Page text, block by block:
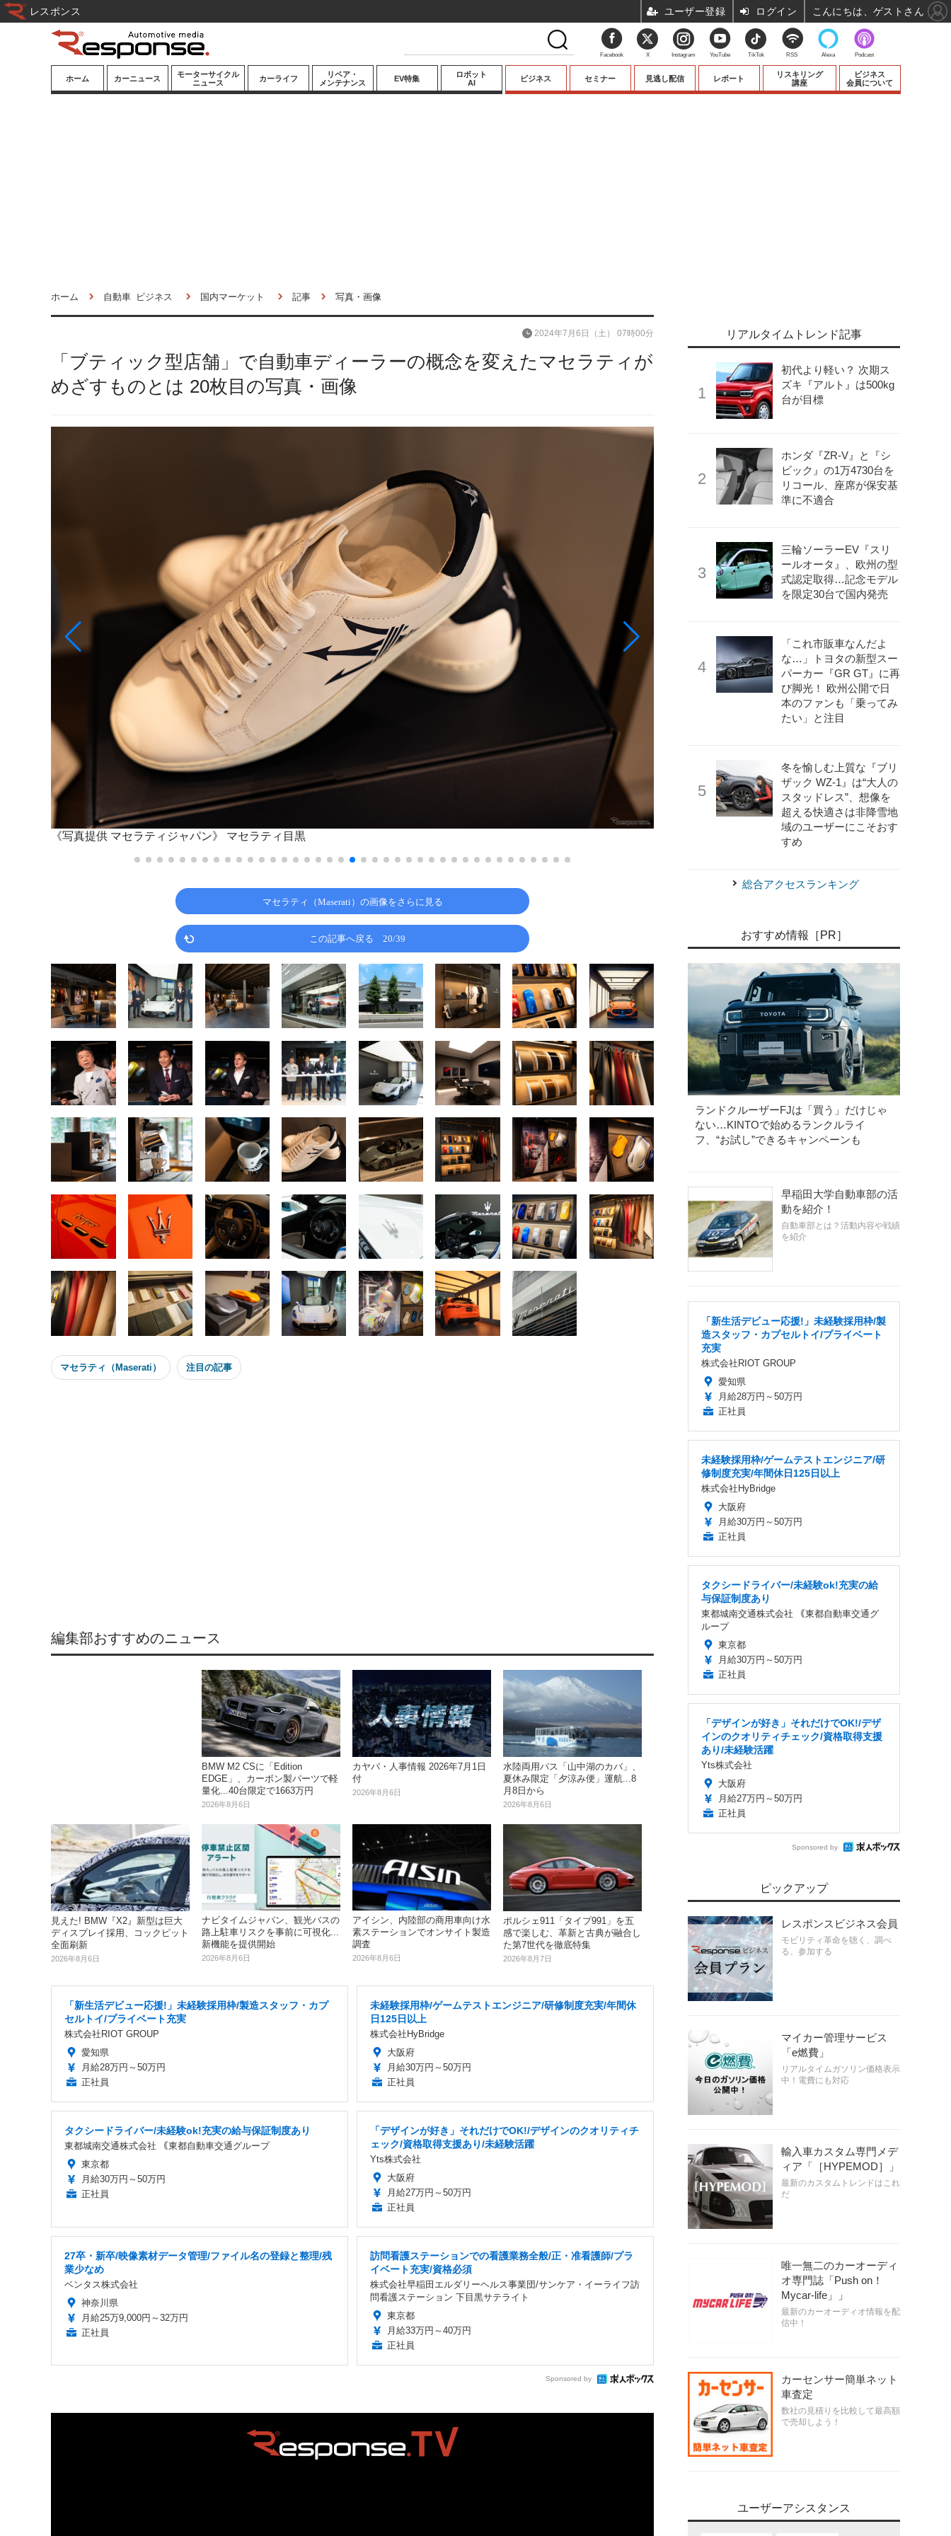
ホーム カーニュース
モーターサイクル
ニュース
カーライフ
リペア・
メンテナンス
EV特集
ロボット
AI
ビジネス セミナー 見逃し配信 レポート
リスキリング
講座
ビジネス
会員について
ホーム 自動車 ビジネス 国内マーケット 記事 写真・画像
「ブティック型店舗」で自動車ディーラーの概念を変えたマセラティが
めざすものとは 20枚目の写真・画像
2024年7月6日（土） 07時00分
《写真提供 マセラティジャパン》 マセラティ目黒 《写真提供 マセラティジャパン》 マセラティ目黒
マセラティ（Maserati）の画像をさらに見る
この記事へ戻る 20/39
マセラティ（Maserati） 注目の記事
編集部おすすめのニュース
BMW M2 CSに「Edition
EDGE」、カーボン製パーツで軽
量化...40台限定で1663万円
2026年8月6日
カヤバ・人事情報 2026年7月1日
付
2026年8月6日
水陸両用バス「山中湖のカバ」、
夏休み限定「夕涼み便」運航...8
月8日から
2026年8月6日
見えた! BMW『X2』新型は巨大
ディスプレイ採用、コックピット
全面刷新
2026年8月6日
ナビタイムジャパン、観光バスの
路上駐車リスクを事前に可視化...
新機能を提供開始
2026年8月6日
アイシン、内陸部の商用車向け水
素ステーションでオンサイト製造
調査
2026年8月6日
ポルシェ911「タイプ991」を五
感で楽しむ、革新と古典が融合し
た第7世代を徹底特集
2026年8月7日
「新生活デビュー応援!」未経験採用枠/製造スタッフ・カプ
セルトイ/プライベート充実
株式会社RIOT GROUP
愛知県
月給28万円～50万円
正社員
未経験採用枠/ゲームテストエンジニア/研修制度充実/年間休
日125日以上
株式会社HyBridge
大阪府
月給30万円～50万円
正社員
タクシードライバー/未経験ok!充実の給与保証制度あり
東都城南交通株式会社 ｟東都自動車交通グループ
東京都
月給30万円～50万円
正社員
「デザインが好き」それだけでOK!/デザインのクオリティチ
ェック/資格取得支援あり/未経験活躍
Yts株式会社
大阪府
月給27万円～50万円
正社員
27卒・新卒/映像素材データ管理/ファイル名の登録と整理/残
業少なめ
ベンタス株式会社
神奈川県
月給25万9,000円～32万円
正社員
訪問看護ステーションでの看護業務全般/正・准看護師/プラ
イベート充実/資格必須
株式会社早稲田エルダリーヘルス事業団/サンケア・イーライフ訪
問看護ステーション 下目黒サテライト
東京都
月給33万円～40万円
正社員
Sponsored by
リアルタイムトレンド記事
初代より軽い？ 次期ス
ズキ『アルト』は500kg
台が目標
ホンダ『ZR-V』と『シ
ビック』の1万4730台を
リコール、座席が保安基
準に不適合
三輪ソーラーEV『スリ
ールオータ』、欧州の型
式認定取得…記念モデル
を限定30台で国内発売
「これ市販車なんだよ
な…」トヨタの新型スー
パーカー『GR GT』に再
び脚光！ 欧州公開で日
本のファンも「乗ってみ
たい」と注目
冬を愉しむ上質な『ブリ
ザック WZ-1』は“大人の
スタッドレス”、想像を
超える快適さは非降雪地
域のユーザーにこそおす
すめ
総合アクセスランキング
おすすめ情報［PR］
ランドクルーザーFJは「買う」だけじゃ
ない…KINTOで始めるランクルライ
フ、“お試し”できるキャンペーンも
早稲田大学自動車部の活
動を紹介！
自動車部とは？活動内容や戦績
を紹介
「新生活デビュー応援!」未経験採用枠/製
造スタッフ・カプセルトイ/プライベート
充実
株式会社RIOT GROUP
愛知県
月給28万円～50万円
正社員
未経験採用枠/ゲームテストエンジニア/研
修制度充実/年間休日125日以上
株式会社HyBridge
大阪府
月給30万円～50万円
正社員
タクシードライバー/未経験ok!充実の給
与保証制度あり
東都城南交通株式会社 ｟東都自動車交通グ
ループ
東京都
月給30万円～50万円
正社員
「デザインが好き」それだけでOK!/デザ
インのクオリティチェック/資格取得支援
あり/未経験活躍
Yts株式会社
大阪府
月給27万円～50万円
正社員
Sponsored by
ピックアップ
レスポンスビジネス会員
モビリティ革命を聴く、調べ
る、参加する
マイカー管理サービス
「e燃費」
リアルタイムガソリン価格表示
中！電費にも対応
輸入車カスタム専門メデ
ィア「［HYPEMOD］」
最新のカスタムトレンドはこれ
だ
唯一無二のカーオーディ
オ専門誌「Push on！
Mycar-life」」
最新のカーオーディオ情報を配
信中！
カーセンサー簡単ネット
車査定
数社の見積りを比較して最高額
で売却しよう！
ユーザーアシスタンス
Facebook X Instagram YouTube TikTok RSS Alexa Podcast
レスポンス ユーザー登録 ログイン こんにちは、ゲストさん